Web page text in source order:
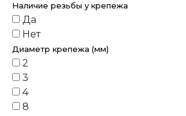
Наличие резьбы у крепежа
Да
Нет
Диаметр крепежа (мм)
2
3
4
8